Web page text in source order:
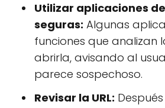
Utilizar aplicaciones
seguras: Algunas
funciones que analizan
abrirla, avisando al
parece sospechoso.
Revisar la URL: